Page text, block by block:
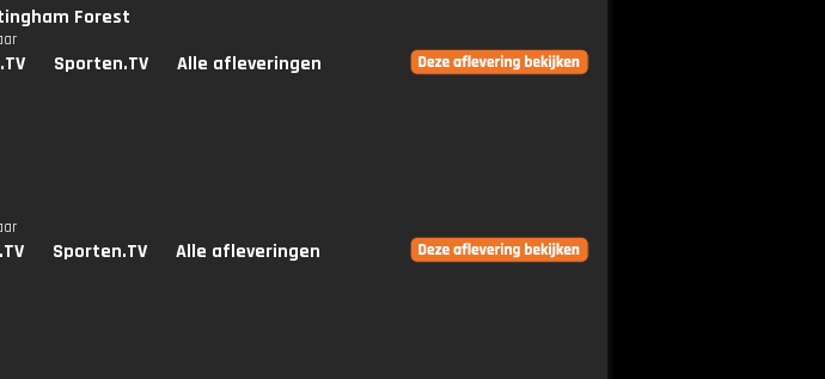
Forest
Sporten.TV Alle afleveringen
Sporten.TV Alle afleveringen